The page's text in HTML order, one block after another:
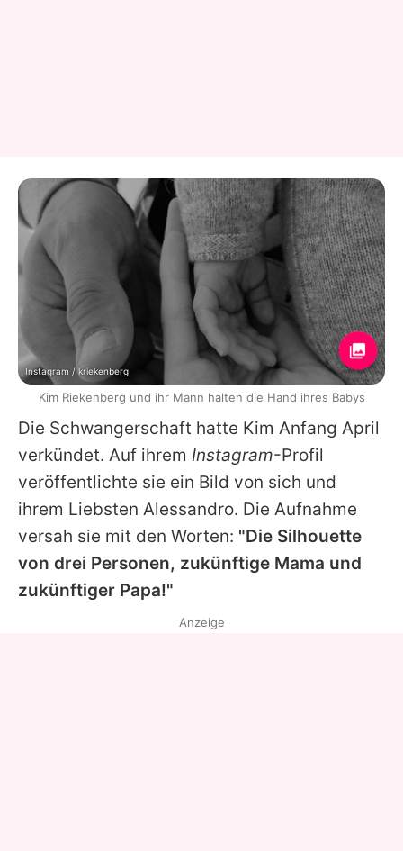
Die Schwangerschaft hatte Kim Anfang April
verkündet. Auf ihrem Instagram-Profil
veröffentlichte sie ein Bild von sich und
ihrem Liebsten Alessandro. Die Aufnahme
versah sie mit den Worten: "Die Silhouette
von drei Personen, zukünftige Mama und
zukünftiger Papa!"
Instagram / kriekenberg
Kim Riekenberg und ihr Mann halten die Hand ihres Babys
Anzeige